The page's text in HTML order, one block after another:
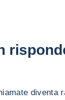
diventa